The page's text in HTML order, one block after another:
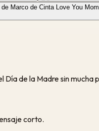
de Marco de Cinta Love You
de la Madre sin mucha
corto.